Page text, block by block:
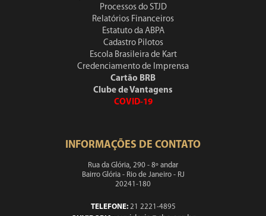
Processos do STJD
Relatórios Financeiros
Estatuto da ABPA
Cadastro Pilotos
Escola Brasileira de Kart
Credenciamento de Imprensa
Cartão BRB
Clube de Vantagens
COVID-19
INFORMAÇÕES DE CONTATO
Rua da Glória, 290 - 8º andar
Bairro Glória - Rio de Janeiro - RJ
20241-180
TELEFONE:21 2221-4895